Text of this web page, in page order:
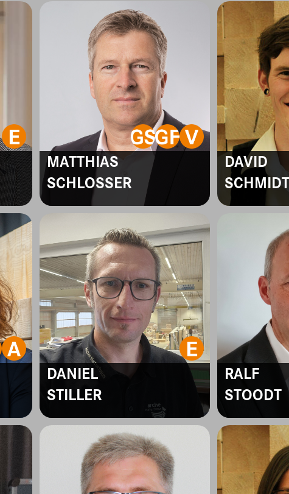
MATTHIAS
SCHLOSSER
DAVID
DANIEL
STILLER
RALF
STOODT